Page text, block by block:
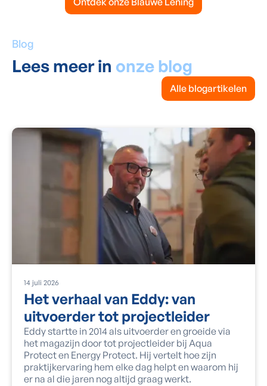
Blog
Lees meer in onze blog
Alle blogartikelen
14 juli 2026
Het verhaal van Eddy: van
uitvoerder tot projectleider
Eddy startte in 2014 als uitvoerder en groeide via
het magazijn door tot projectleider bij Aqua
Protect en Energy Protect. Hij vertelt hoe zijn
praktijkervaring hem elke dag helpt en waarom hij
er na al die jaren nog altijd graag werkt.